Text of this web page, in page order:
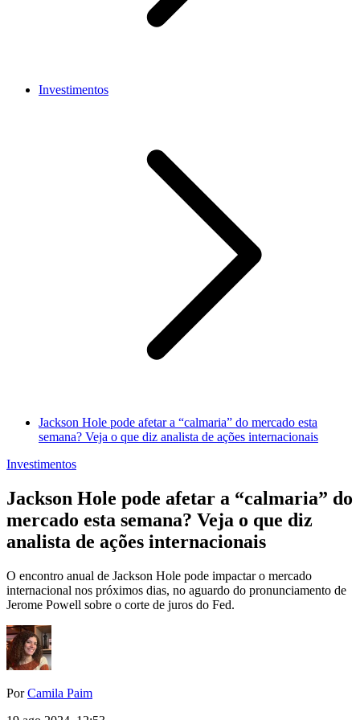
Investimentos
Jackson Hole pode afetar a “calmaria” do mercado esta
semana? Veja o que diz analista de ações internacionais
Investimentos
Jackson Hole pode afetar a “calmaria” do
mercado esta semana? Veja o que diz
analista de ações internacionais
O encontro anual de Jackson Hole pode impactar o mercado
internacional nos próximos dias, no aguardo do pronunciamento de
Jerome Powell sobre o corte de juros do Fed.
PorCamila Paim